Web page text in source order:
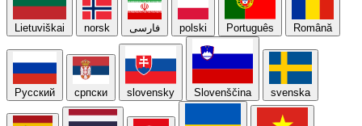
Lietuviškai norsk فارسی polski Português Română
Русский српски slovensky Slovenščina svenska